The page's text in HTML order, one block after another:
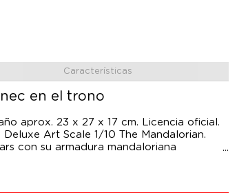
Características
en el trono
aprox. 23 x 27 x 17 cm. Licencia oficial.
Art Scale 1/10 The Mandalorian.
con su armadura mandaloriana
izquierdo del trono y también presenta
su rifle bláster.